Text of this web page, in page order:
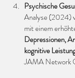
Psychische
Analyse (2024)
mit einem
Depressionen,
kognitive
JAMA Network